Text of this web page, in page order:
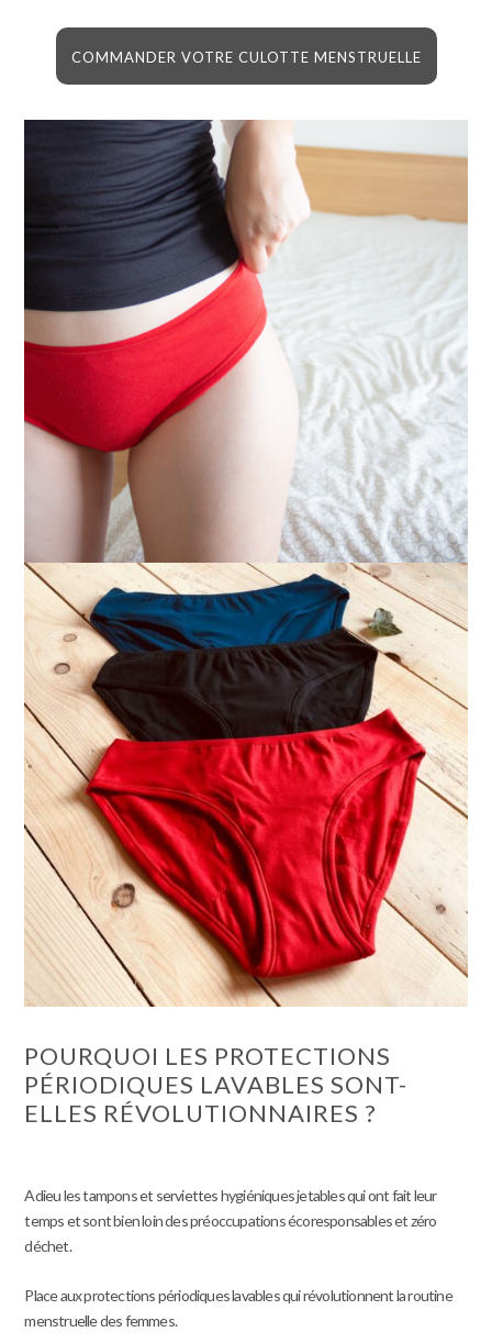
COMMANDER VOTRE CULOTTE MENSTRUELLE
POURQUOI LES PROTECTIONS
PÉRIODIQUES LAVABLES SONT-
ELLES RÉVOLUTIONNAIRES ?
Adieu les tampons et serviettes hygiéniques jetables qui ont fait leur
temps et sont bien loin des préoccupations écoresponsables et zéro
déchet.
Place aux protections périodiques lavables qui révolutionnent la routine
menstruelle des femmes.